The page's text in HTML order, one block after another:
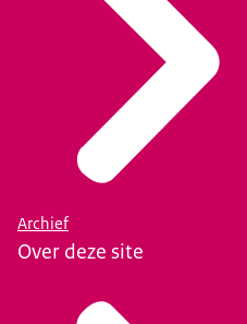
Archief
Over deze site